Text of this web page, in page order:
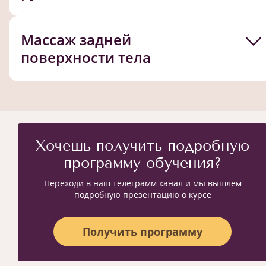
Массаж задней
поверхности тела
Хочешь получить подробную
программу обучения?
Переходи в наш телеграмм канал и мы вышлем
подробную презентацию о курсе
Получить программу